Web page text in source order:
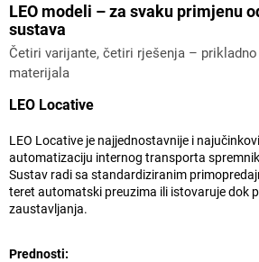
LEO modeli – za svaku primjenu
sustava
Četiri varijante, četiri rješenja –
materijala
LEO Locative
LEO Locative je najjednostavnije i
automatizaciju internog transporta
Sustav radi sa standardiziranim
teret automatski preuzima ili istovaruje dok
zaustavljanja.
Prednosti: